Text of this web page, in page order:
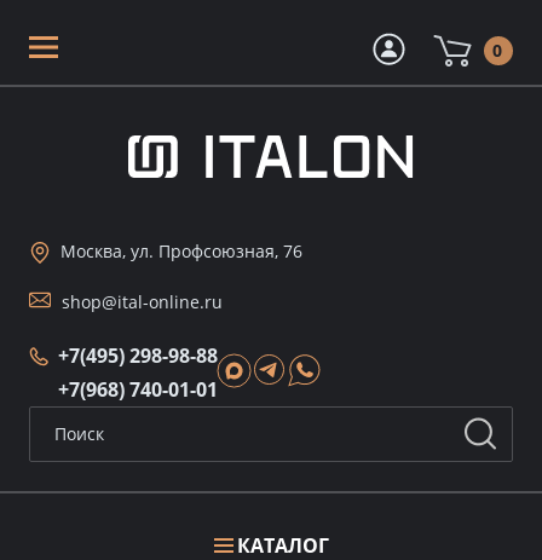
0
КАТАЛОГ
Москва, ул. Профсоюзная, 76
shop@ital-online.ru
+7(495) 298-98-88
+7(968) 740-01-01